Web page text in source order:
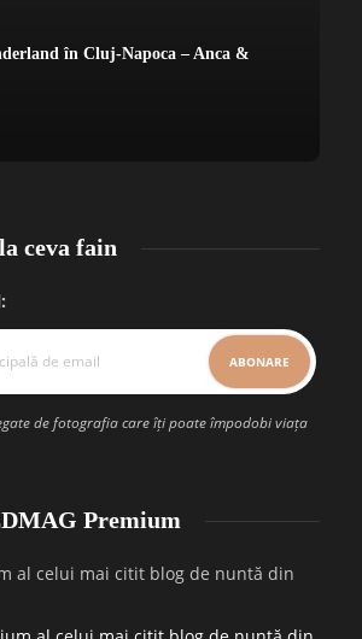
în Cluj-Napoca – Anca &
ceva fain
de fotografia care îți poate împodobi viața
Premium
al celui mai citit blog de nuntă din